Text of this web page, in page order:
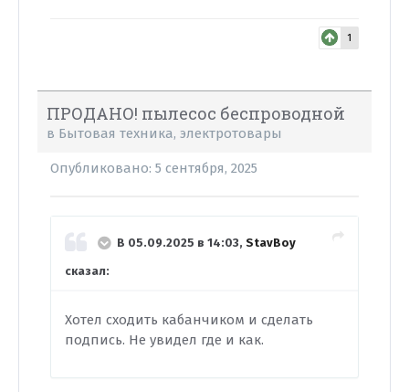
1
ПРОДАНО! пылесос беспроводной
в Бытовая техника, электротовары
Опубликовано: 5 сентября, 2025
В 05.09.2025 в 14:03, StavBoy
сказал:
Хотел сходить кабанчиком и сделать
подпись. Не увидел где и как.